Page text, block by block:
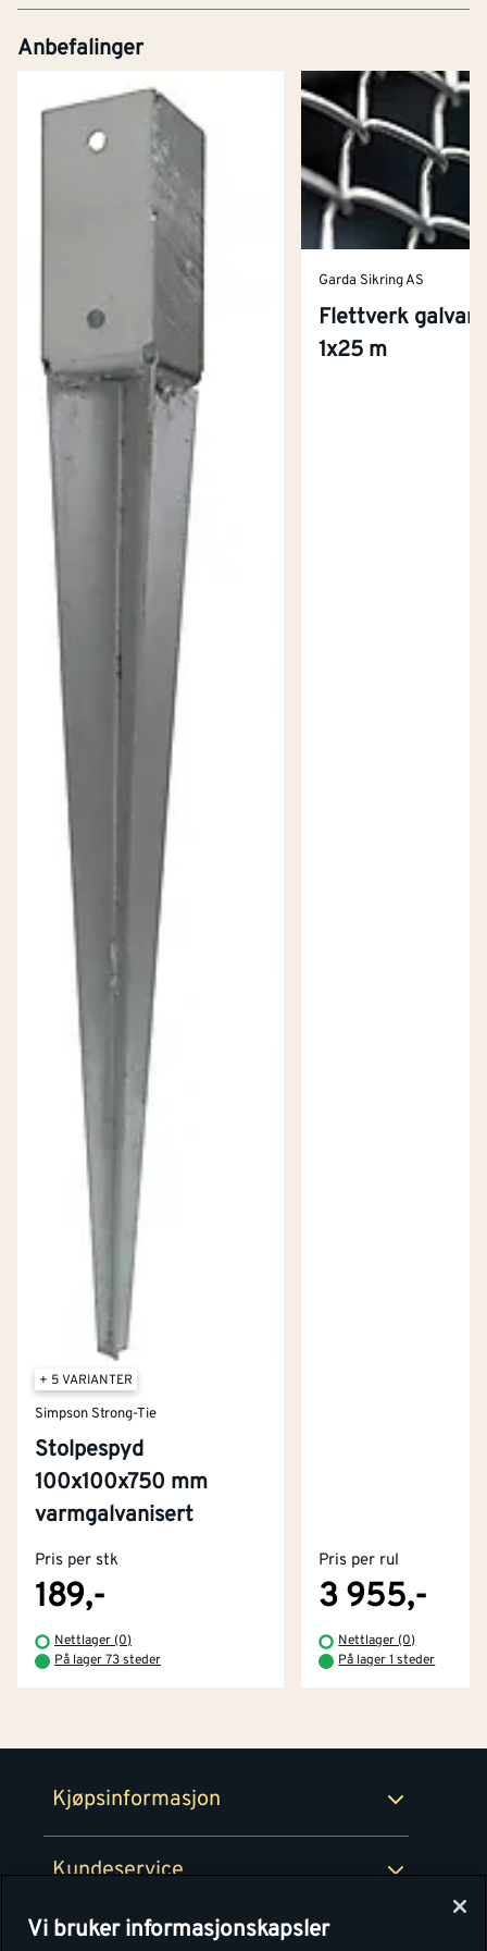
Anbefalinger
+ 5 VARIANTER
Simpson Strong-Tie
Stolpespyd
100x100x750 mm
varmgalvanisert
Pris per stk
189,-
Nettlager (0)
På lager 73 steder
Garda Sikring AS
Flettverk
1x25 m
Pris per rul
3 955,-
Nettlager (0)
På lager 1 steder
Kjøpsinformasjon
Kjøpsbetingelser
Retur- og angrerettsskjema
Kundeservice
Kontakt oss
Tjenester
Montér Klubb
Montér
Om Montér
Byggevarehus og åpningstider
Prismatch
Personvern
Vi bruker informasjonskapsler